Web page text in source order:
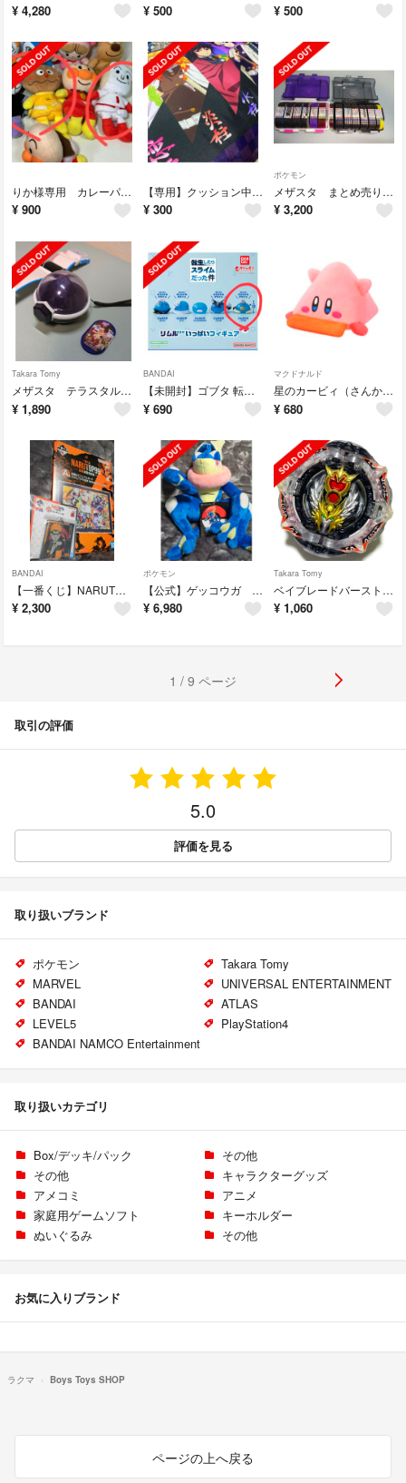
¥ 4,280 ¥ 500 ¥ 500
りか様専用 カレーパンマンと食パンマン ぬいぐるみ
¥ 900
【専用】クッション中身のみ
¥ 300
ポケモン
メザスタ まとめ売り 激強セット
¥ 3,200
Takara Tomy
メザスタ テラスタルオーブ ダイマックスバンド 限定タグ付き
¥ 1,890
BANDAI
【未開封】ゴブタ 転生したらスライムだった件 リムルさまがいっぱいフィギュア
¥ 690
マクドナルド
星のカービィ（さんかくほおばり）マック ハッピーセット
¥ 680
BANDAI
【一番くじ】NARUTOP99 ナルト A賞&H賞セット
¥ 2,300
ポケモン
【公式】ゲッコウガ 大ぬいぐるみ ポケモンセンター
¥ 6,980
Takara Tomy
ベイブレードバースト B-192 グレイテストラファエル.Ov.HXtp+'
¥ 1,060
1 / 9 ページ
取引の評価
5.0
評価を見る
取り扱いブランド
ポケモン
Takara Tomy
MARVEL
UNIVERSAL ENTERTAINMENT
BANDAI
ATLAS
LEVEL5
PlayStation4
BANDAI NAMCO Entertainment
取り扱いカテゴリ
Box/デッキ/パック
その他
その他
キャラクターグッズ
アメコミ
アニメ
家庭用ゲームソフト
キーホルダー
ぬいぐるみ
その他
お気に入りブランド
ラクマ Boys Toys SHOP
ページの上へ戻る